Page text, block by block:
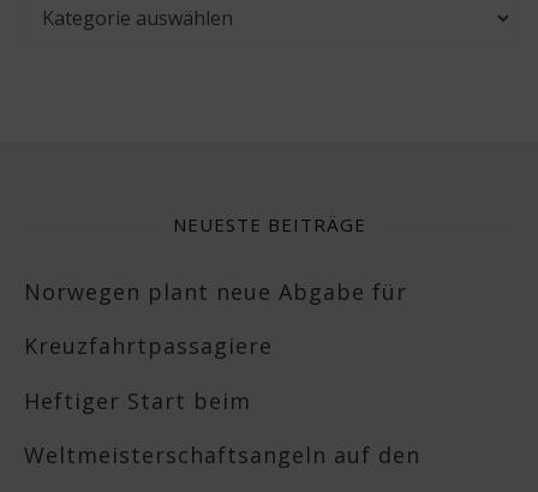
NEUESTE BEITRÄGE
Norwegen plant neue Abgabe für
Kreuzfahrtpassagiere
Heftiger Start beim
Weltmeisterschaftsangeln auf den